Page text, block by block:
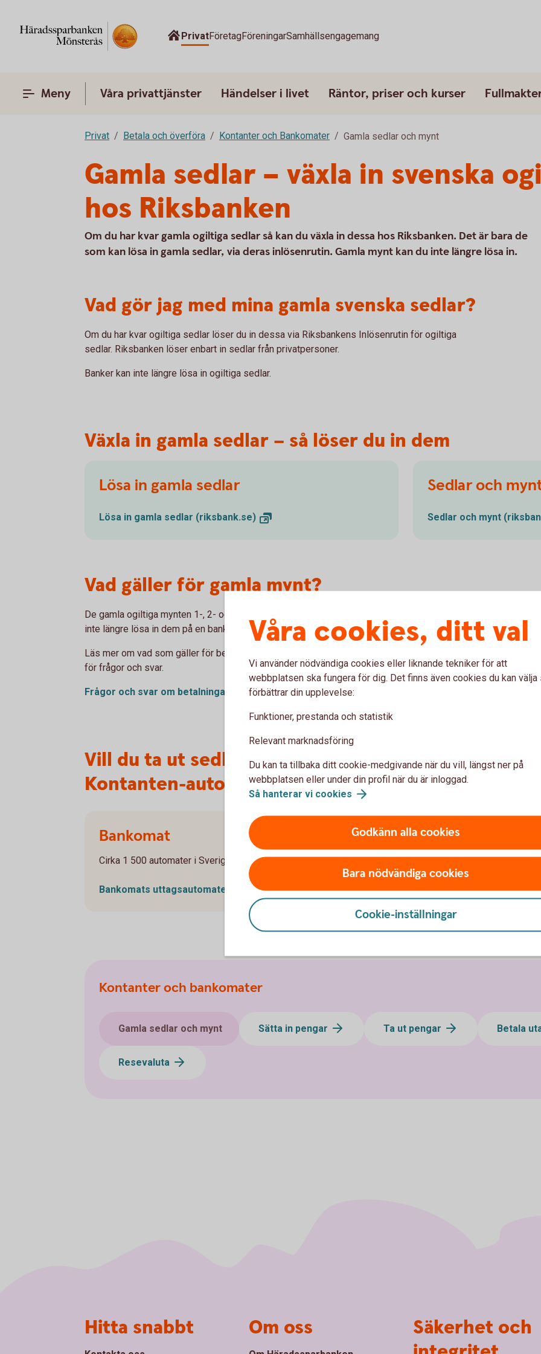
PrivatFöretagFöreningarSamhällsengagemang
Meny Våra privattjänster Händelser i livet Räntor, priser och kurser
Privat Betala och överföra Kontanter och Bankomater Gamla sedlar och mynt
Gamla sedlar – växla in svenska
hos Riksbanken
Om du har kvar gamla ogiltiga sedlar så kan du växla in dessa hos Riksbanken. Det är bara de
som kan lösa in gamla sedlar, via deras inlösenrutin. Gamla mynt kan du inte längre lösa in.
Vad gör jag med mina gamla svenska sedlar?
Om du har kvar ogiltiga sedlar löser du in dessa via Riksbankens Inlösenrutin för ogiltiga
sedlar. Riksbanken löser enbart in sedlar från privatpersoner.
Banker kan inte längre lösa in ogiltiga sedlar.
Växla in gamla sedlar – så löser du in dem
Lösa in gamla sedlar
Lösa in gamla sedlar (riksbank.se)
Sedlar och
Sedlar och mynt
Vad gäller för gamla mynt?
De gamla ogiltiga mynten 1-, 2- och 5-kronor har inte längre något värde. Därmed kan du
inte längre lösa in dem på en bank eller hos Riksbanken.
Läs mer om vad som gäller för betalningar, sedlar och mynt på Riksbankens webbplats
för frågor och svar.
Frågor och svar om betalningar, sedlar och mynt(kundo.se)
Vill du ta ut sedlar? Här hittar du Bankomater och
Kontanten-automater
Bankomat
Cirka 1 500 automater i Sverige för dig som är privatkund hos oss
Bankomats uttagsautomater (bankomat.se)
Kontanten
Cirka 450 automater i
närheten.
Kontantens
Kontanter och bankomater
Gamla sedlar och mynt Sätta in pengar Ta ut pengar Betala
Resevaluta
Våra cookies, ditt val
Vi använder nödvändiga cookies eller liknande tekniker för att
webbplatsen ska fungera för dig. Det finns även cookies du kan välja
förbättrar din upplevelse:
Funktioner, prestanda och statistik
Relevant marknadsföring
Du kan ta tillbaka ditt cookie-medgivande när du vill, längst ner på
webbplatsen eller under din profil när du är inloggad.
Så hanterar vi cookies
Godkänn alla cookies
Bara nödvändiga cookies
Cookie-inställningar
Hitta snabbt Om oss
Säkerhet och